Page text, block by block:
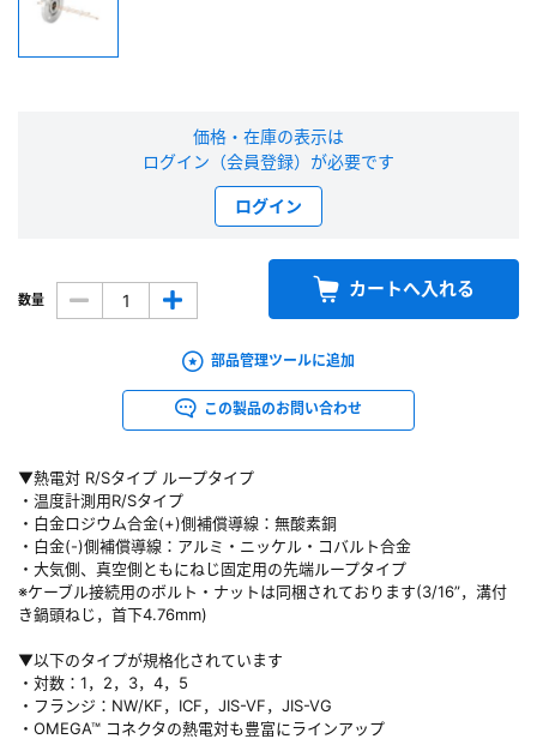
▼熱電対 R/Sタイプ ループタイプ
・温度計測用R/Sタイプ
・白金ロジウム合金(+)側補償導線：無酸素銅
・白金(-)側補償導線：アルミ・ニッケル・コバルト合金
・大気側、真空側ともにねじ固定用の先端ループタイプ
※ケーブル接続用のボルト・ナットは同梱されております(3/16”，溝付
き鍋頭ねじ，首下4.76mm)
▼以下のタイプが規格化されています
・対数：1，2，3，4，5
・フランジ：NW/KF，ICF，JIS-VF，JIS-VG
・OMEGA™ コネクタの熱電対も豊富にラインアップ
価格・在庫の表示は
ログイン（会員登録）が必要です
ログイン
数量 カートへ入れる
部品管理ツールに追加
この製品のお問い合わせ
があります。また当社の判断によりお断りする場合があります。
ログイン
パスワード再発行ページ